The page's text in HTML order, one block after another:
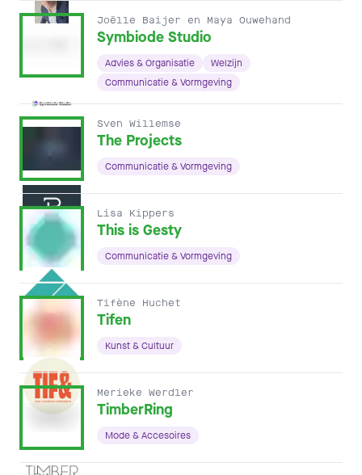
Joëlle Baijer en Maya Ouwehand
Symbiode Studio
Advies & Organisatie
Welzijn
Communicatie & Vormgeving
Sven Willemse
The Projects
Communicatie & Vormgeving
Lisa Kippers
This is Gesty
Communicatie & Vormgeving
Tifène Huchet
Tifen
Kunst & Cultuur
Merieke Werdler
TimberRing
Mode & Accesoires